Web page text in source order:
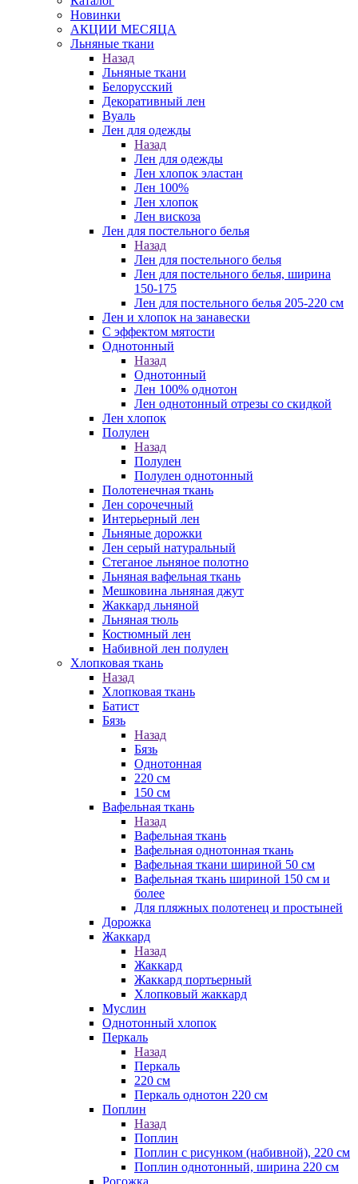
Новинки
АКЦИИ МЕСЯЦА
Льняные ткани
Назад
Льняные ткани
Белорусский
Декоративный лен
Вуаль
Лен для одежды
Назад
Лен для одежды
Лен хлопок эластан
Лен 100%
Лен хлопок
Лен вискоза
Лен для постельного белья
Назад
Лен для постельного белья
Лен для постельного белья, ширина
150-175
Лен для постельного белья 205-220 см
Лен и хлопок на занавески
С эффектом мятости
Однотонный
Назад
Однотонный
Лен 100% однотон
Лен однотонный отрезы со скидкой
Лен хлопок
Полулен
Назад
Полулен
Полулен однотонный
Полотенечная ткань
Лен сорочечный
Интерьерный лен
Льняные дорожки
Лен серый натуральный
Стеганое льняное полотно
Льняная вафельная ткань
Мешковина льняная джут
Жаккард льняной
Льняная тюль
Костюмный лен
Набивной лен полулен
Хлопковая ткань
Назад
Хлопковая ткань
Батист
Бязь
Назад
Бязь
Однотонная
220 см
150 см
Вафельная ткань
Назад
Вафельная ткань
Вафельная однотонная ткань
Вафельная ткани шириной 50 см
Вафельная ткань шириной 150 см и
более
Для пляжных полотенец и простыней
Дорожка
Жаккард
Назад
Жаккард
Жаккард портьерный
Хлопковый жаккард
Муслин
Однотонный хлопок
Перкаль
Назад
Перкаль
220 см
Перкаль однотон 220 см
Поплин
Назад
Поплин
Поплин с рисунком (набивной), 220 см
Поплин однотонный, ширина 220 см
Рогожка